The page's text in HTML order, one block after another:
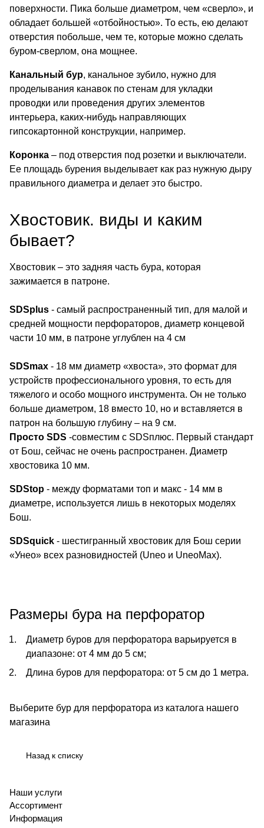
поверхности. Пика больше диаметром, чем «сверло», и
обладает большей «отбойностью». То есть, ею делают
отверстия побольше, чем те, которые можно сделать
буром-сверлом, она мощнее.
Канальный бур, канальное зубило, нужно для
проделывания канавок по стенам для укладки
проводки или проведения других элементов
интерьера, каких-нибудь направляющих
гипсокартонной конструкции, например.
Коронка – под отверстия под розетки и выключатели.
Ее площадь бурения выделывает как раз нужную дыру
правильного диаметра и делает это быстро.
Хвостовик. виды и каким
бывает?
Хвостовик – это задняя часть бура, которая
зажимается в патроне.
SDSplus - самый распространенный тип, для малой и
средней мощности перфораторов, диаметр концевой
части 10 мм, в патроне углублен на 4 см
SDSmax - 18 мм диаметр «хвоста», это формат для
устройств профессионального уровня, то есть для
тяжелого и особо мощного инструмента. Он не только
больше диаметром, 18 вместо 10, но и вставляется в
патрон на большую глубину – на 9 см.
Просто SDS -совместим с SDSплюс. Первый стандарт
от Бош, сейчас не очень распространен. Диаметр
хвостовика 10 мм.
SDStop - между форматами топ и макс - 14 мм в
диаметре, используется лишь в некоторых моделях
Бош.
SDSquick - шестигранный хвостовик для Бош серии
«Унео» всех разновидностей (Uneo и UneoMax).
Размеры бура на перфоратор
Диаметр буров для перфоратора варьируется в
диапазоне: от 4 мм до 5 см;
Длина буров для перфоратора: от 5 см до 1 метра.
Выберите бур для перфоратора из каталога нашего
магазина
Назад к списку
Наши услуги
Ассортимент
Информация